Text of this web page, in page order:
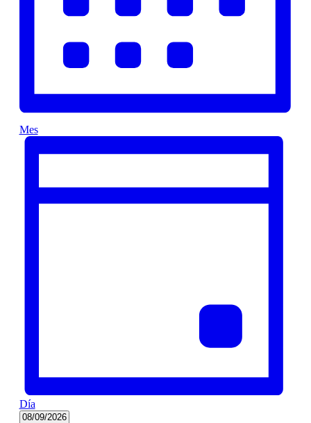
Mes
Día
08/09/2026 Seleccionar